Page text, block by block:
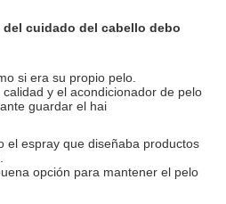
cuidado del cabello debo
si era su propio pelo.
y el acondicionador de pelo
guardar el hai
el espray que diseñaba productos
opción para mantener el pelo